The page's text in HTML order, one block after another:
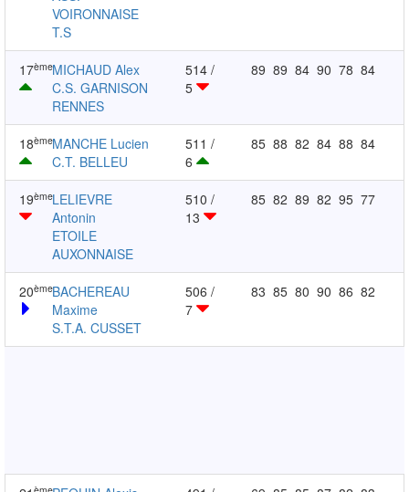
VOIRONNAISE
T.S
17èmeMICHAUD Alex
C.S. GARNISON
RENNES
514 /
5
89 89 84 90 78 84
18èmeMANCHE Lucien
C.T. BELLEU
511 /
6
85 88 82 84 88 84
19èmeLELIEVRE
Antonin
ETOILE
AUXONNAISE
510 /
13
85 82 89 82 95 77
20èmeBACHEREAU
Maxime
S.T.A. CUSSET
506 /
7
83 85 80 90 86 82